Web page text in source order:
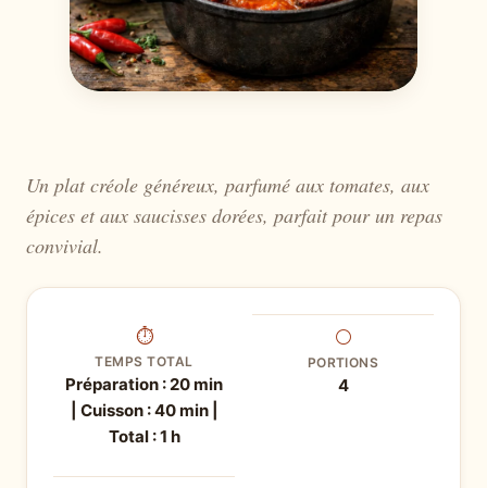
Un plat créole généreux, parfumé aux tomates, aux
épices et aux saucisses dorées, parfait pour un repas
convivial.
⏱
TEMPS TOTAL
Préparation : 20 min
| Cuisson : 40 min |
Total : 1 h
⚪
PORTIONS
4